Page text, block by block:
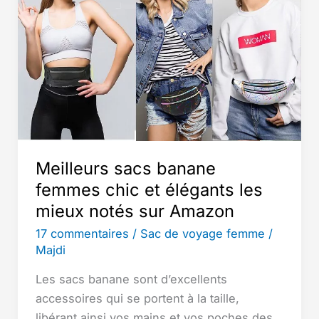
Meilleurs sacs banane
femmes chic et élégants les
mieux notés sur Amazon
17 commentaires / Sac de voyage femme /
Majdi
Les sacs banane sont d’excellents
accessoires qui se portent à la taille,